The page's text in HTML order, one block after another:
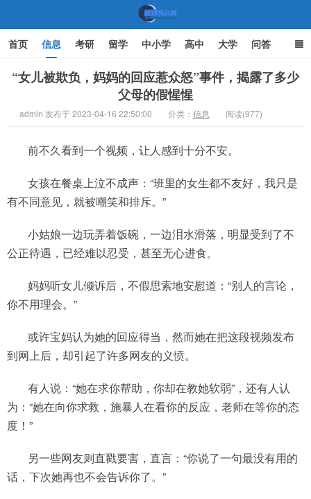
机遇教育网
首页 信息 考研 留学 中小学 高中 大学 问答
文化 家庭教育
“女儿被欺负，妈妈的回应惹众怒”事件，揭露了多少
父母的假惺惺
admin 发布于 2023-04-16 22:50:00 分类： 信息 阅读(977)
前不久看到一个视频，让人感到十分不安。
女孩在餐桌上泣不成声：“班里的女生都不友好，我只是
有不同意见，就被嘲笑和排斥。”
小姑娘一边玩弄着饭碗，一边泪水滑落，明显受到了不
公正待遇，已经难以忍受，甚至无心进食。
妈妈听女儿倾诉后，不假思索地安慰道：“别人的言论，
你不用理会。”
或许宝妈认为她的回应得当，然而她在把这段视频发布
到网上后，却引起了许多网友的义愤。
有人说：“她在求你帮助，你却在教她软弱”，还有人认
为：“她在向你求救，施暴人在看你的反应，老师在等你的态
度！”
另一些网友则直戳要害，直言：“你说了一句最没有用的
话，下次她再也不会告诉你了。”